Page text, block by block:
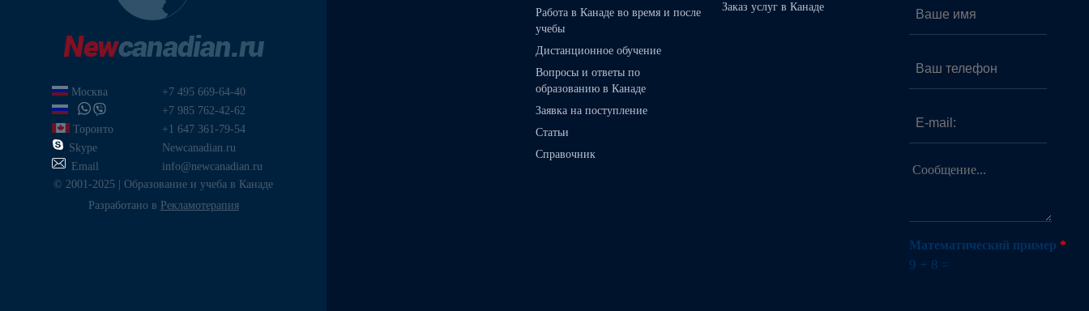
Москва
+7 495 669-64-40
+7 985 762-42-62
Торонто
+1 647 361-79-54
Skype
Newcanadian.ru
Email
info@newcanadian.ru
© 2001-2025 | Образование и учеба в Канаде
Разработано в Рекламотерапия
Работа в Канаде во время и после
учебы
Дистанционное обучение
Вопросы и ответы по
образованию в Канаде
Заявка на поступление
Статьи
Справочник
Заказ услуг в Канаде
Сообщение...
Математический пример *
9 + 8 =